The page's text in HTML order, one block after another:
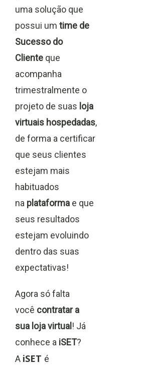
uma solução que
possui um time de
Sucesso do
Cliente que
acompanha
trimestralmente o
projeto de suas loja
virtuais hospedadas,
de forma a certificar
que seus clientes
estejam mais
habituados
na plataforma e que
seus resultados
estejam evoluindo
dentro das suas
expectativas!
Agora só falta
você contratar a
sua loja virtual! Já
conhece a iSET?
A iSET é